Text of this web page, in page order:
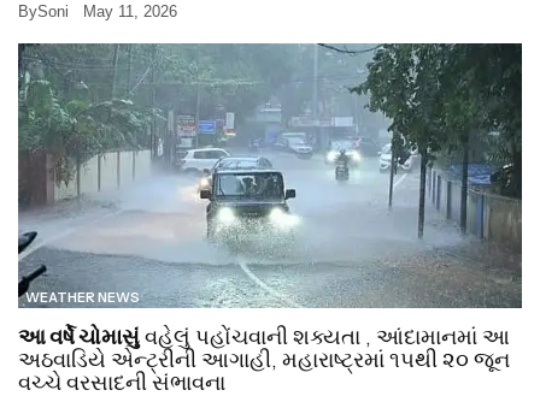
BySoni May 11, 2026
WEATHER NEWS
આ વર્ષે ચોમાસુંવહેલું પહોંચવાની શક્યતા , આંદામાનમાં આ
અઠવાડિયે એન્ટ્રીની આગાહી, મહારાષ્ટ્રમાં ૧૫થી ૨૦ જૂન
વચ્ચે વરસાદની સંભાવના